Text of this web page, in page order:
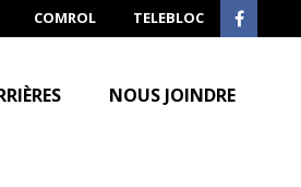
COMROL TELEBLOC
NOUS JOINDRE